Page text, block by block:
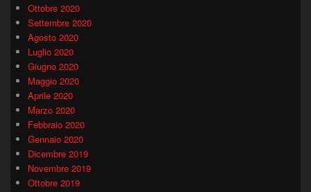
Ottobre 2020
Settembre 2020
Agosto 2020
Luglio 2020
Giugno 2020
Maggio 2020
Aprile 2020
Marzo 2020
Febbraio 2020
Gennaio 2020
Dicembre 2019
Novembre 2019
Ottobre 2019